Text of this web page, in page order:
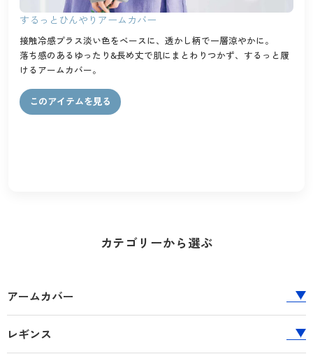
するっとひんやりアームカバー
接触冷感プラス淡い色をベースに、透かし柄で一層涼やかに。
落ち感のあるゆったり&長め丈で肌にまとわりつかず、するっと履
けるアームカバー。
このアイテムを見る
カテゴリーから選ぶ
アームカバー
レギンス